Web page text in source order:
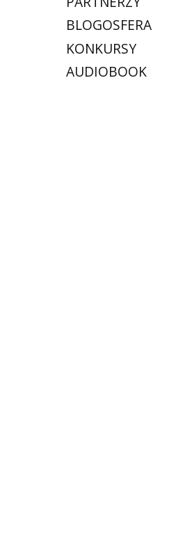
BLOGOSFERA
KONKURSY
AUDIOBOOK